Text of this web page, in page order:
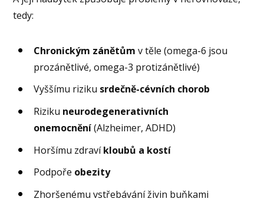
tedy:
Chronickým zánětům v těle (omega-6 jsou
prozánětlivé, omega-3 protizánětlivé)
Vyššímu riziku srdečně-cévních chorob
Riziku neurodegenerativních
onemocnění(Alzheimer, ADHD)
Horšímu zdravíkloubů a kostí
Podpoře obezity
Zhoršenému vstřebávání živin buňkami